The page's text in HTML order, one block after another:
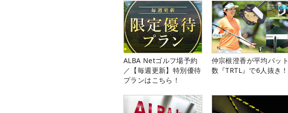
ALBA Netゴルフ場予約
／【毎週更新】特別優待
プランはこちら！
仲宗根澄香が平均パット
数『TRTL』で6人抜き！